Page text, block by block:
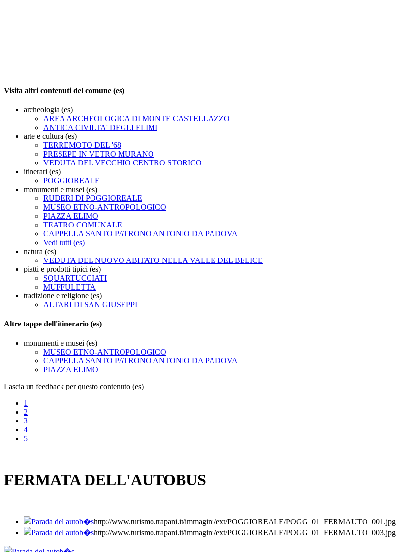
Visita altri contenuti del comune (es)
archeologia (es)
AREA ARCHEOLOGICA DI MONTE CASTELLAZZO
ANTICA CIVILTA' DEGLI ELIMI
arte e cultura (es)
TERREMOTO DEL '68
PRESEPE IN VETRO MURANO
VEDUTA DEL VECCHIO CENTRO STORICO
itinerari (es)
POGGIOREALE
monumenti e musei (es)
RUDERI DI POGGIOREALE
MUSEO ETNO-ANTROPOLOGICO
PIAZZA ELIMO
TEATRO COMUNALE
CAPPELLA SANTO PATRONO ANTONIO DA PADOVA
Vedi tutti (es)
natura (es)
VEDUTA DEL NUOVO ABITATO NELLA VALLE DEL BELICE
piatti e prodotti tipici (es)
SQUARTUCCIATI
MUFFULETTA
tradizione e religione (es)
ALTARI DI SAN GIUSEPPI
Altre tappe dell'itinerario (es)
monumenti e musei (es)
MUSEO ETNO-ANTROPOLOGICO
CAPPELLA SANTO PATRONO ANTONIO DA PADOVA
PIAZZA ELIMO
Lascia un feedback per questo contenuto (es)
1
2
3
4
5
FERMATA DELL'AUTOBUS
http://www.turismo.trapani.it/immagini/ext/POGGIOREALE/POGG_01_FERMAUTO_001.jpg
http://www.turismo.trapani.it/immagini/ext/POGGIOREALE/POGG_01_FERMAUTO_003.jpg